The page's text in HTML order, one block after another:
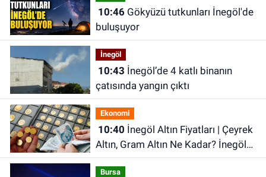
10:46Gökyüzü tutkunları İnegöl'de
buluşuyor
İnegöl
10:43
çatısında yangın çıktı
Ekonomi
10:40
Altın, Gram Altın Ne Kadar? İnegöl
Kapalı Çarşı'da Altın Ne Kadar?
Bursa